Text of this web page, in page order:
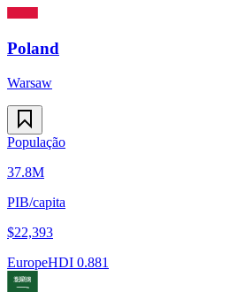
Poland
Warsaw
População
37.8M
PIB/capita
$22,393
EuropeHDI 0.881